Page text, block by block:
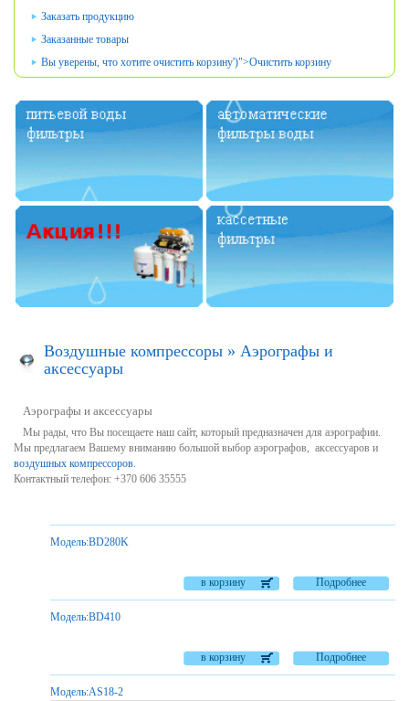
Заказать продукцию
Заказанные товары
Вы уверены, что хотите очистить корзину')">Очистить корзину
Воздушные компрессоры » Aэрографы и
аксессуары
Aэрографы и аксессуары
Мы рады, что Вы посещаете наш сайт, который предназначен для аэрографии.
Мы предлагаем Вашему вниманию большой выбор аэрографов, аксессуаров и
воздушных компрессоров.
Контактный телефон: +370 606 35555
Модель:BD280K
Подробнее
в корзину
Модель:BD410
Подробнее
в корзину
Модель:AS18-2